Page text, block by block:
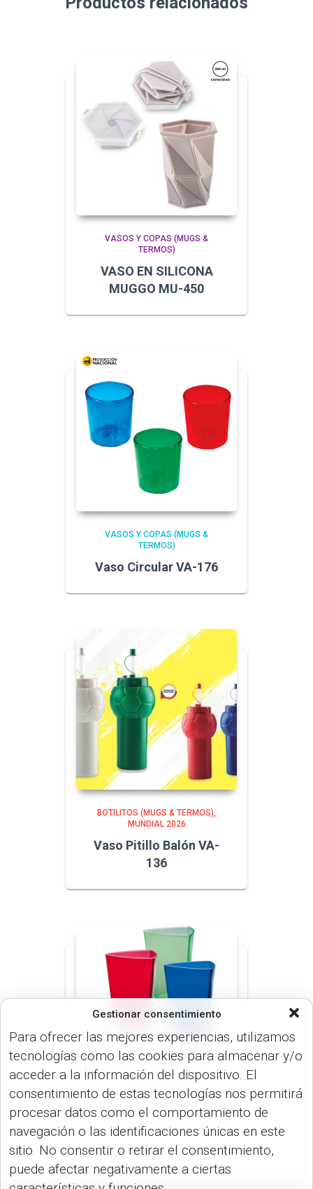
Gestionar consentimiento
Para ofrecer las mejores experiencias, utilizamos
tecnologías como las cookies para almacenar y/o
acceder a la información del dispositivo. El
consentimiento de estas tecnologías nos permitirá
procesar datos como el comportamiento de
navegación o las identificaciones únicas en este
sitio. No consentir o retirar el consentimiento,
puede afectar negativamente a ciertas
VASOS Y COPAS (MUGS &
TERMOS)
VASO EN SILICONA
MUGGO MU-450
VASOS Y COPAS (MUGS &
TERMOS)
Vaso Circular VA-176
BOTILITOS (MUGS & TERMOS)
MUNDIAL 2026
Vaso Pitillo Balón VA-
136
VASOS Y COPAS (MUGS &
TERMOS)
Vaso Triangular VA-251